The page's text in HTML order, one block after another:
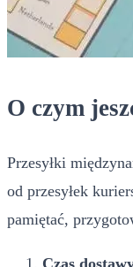
O czym
Przesyłki
od przesyłek
pamiętać,